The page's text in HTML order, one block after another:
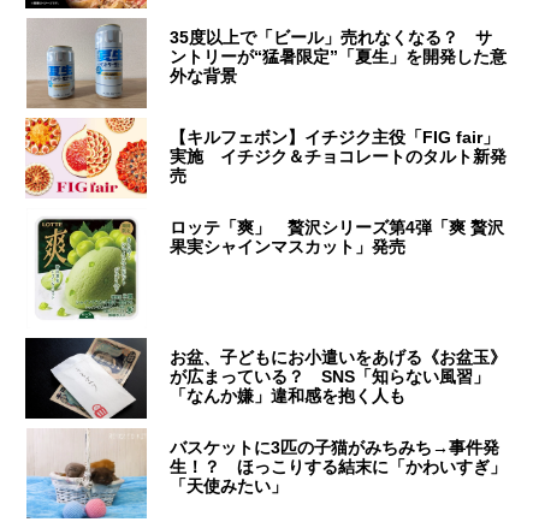
35度以上で「ビール」売れなくなる？ サ
ントリーが“猛暑限定”「夏生」を開発した意
外な背景
【キルフェボン】イチジク主役「FIG fair」
実施 イチジク＆チョコレートのタルト新発
売
ロッテ「爽」 贅沢シリーズ第4弾「爽 贅沢
果実シャインマスカット」発売
お盆、子どもにお小遣いをあげる《お盆玉》
が広まっている？ SNS「知らない風習」
「なんか嫌」違和感を抱く人も
バスケットに3匹の子猫がみちみち→事件発
生！？ ほっこりする結末に「かわいすぎ」
「天使みたい」